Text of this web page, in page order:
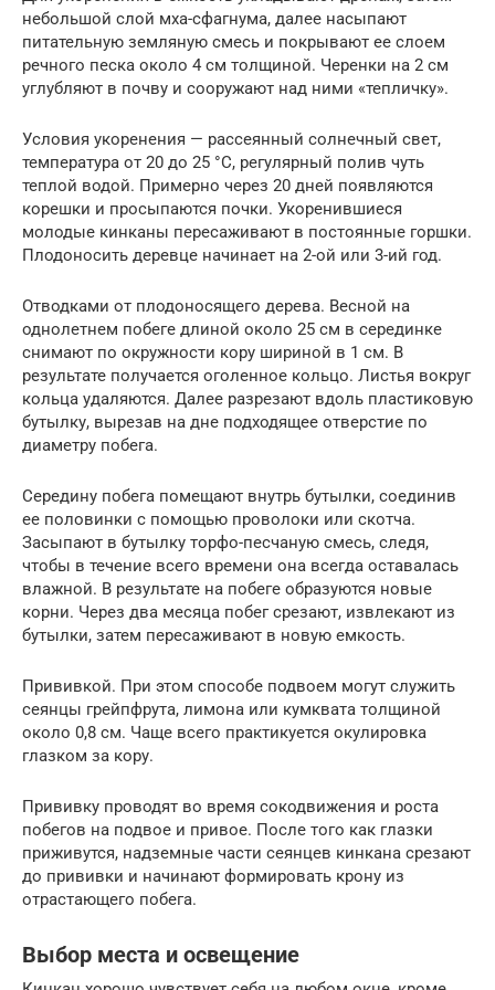
небольшой слой мха-сфагнума, далее насыпают
питательную земляную смесь и покрывают ее слоем
речного песка около 4 см толщиной. Черенки на 2 см
углубляют в почву и сооружают над ними «тепличку».
Условия укоренения — рассеянный солнечный свет,
температура от 20 до 25 °C, регулярный полив чуть
теплой водой. Примерно через 20 дней появляются
корешки и просыпаются почки. Укоренившиеся
молодые кинканы пересаживают в постоянные горшки.
Плодоносить деревце начинает на 2-ой или 3-ий год.
Отводками от плодоносящего дерева. Весной на
однолетнем побеге длиной около 25 см в серединке
снимают по окружности кору шириной в 1 см. В
результате получается оголенное кольцо. Листья вокруг
кольца удаляются. Далее разрезают вдоль пластиковую
бутылку, вырезав на дне подходящее отверстие по
диаметру побега.
Середину побега помещают внутрь бутылки, соединив
ее половинки с помощью проволоки или скотча.
Засыпают в бутылку торфо-песчаную смесь, следя,
чтобы в течение всего времени она всегда оставалась
влажной. В результате на побеге образуются новые
корни. Через два месяца побег срезают, извлекают из
бутылки, затем пересаживают в новую емкость.
Прививкой. При этом способе подвоем могут служить
сеянцы грейпфрута, лимона или кумквата толщиной
около 0,8 см. Чаще всего практикуется окулировка
глазком за кору.
Прививку проводят во время сокодвижения и роста
побегов на подвое и привое. После того как глазки
приживутся, надземные части сеянцев кинкана срезают
до прививки и начинают формировать крону из
отрастающего побега.
Выбор места и освещение